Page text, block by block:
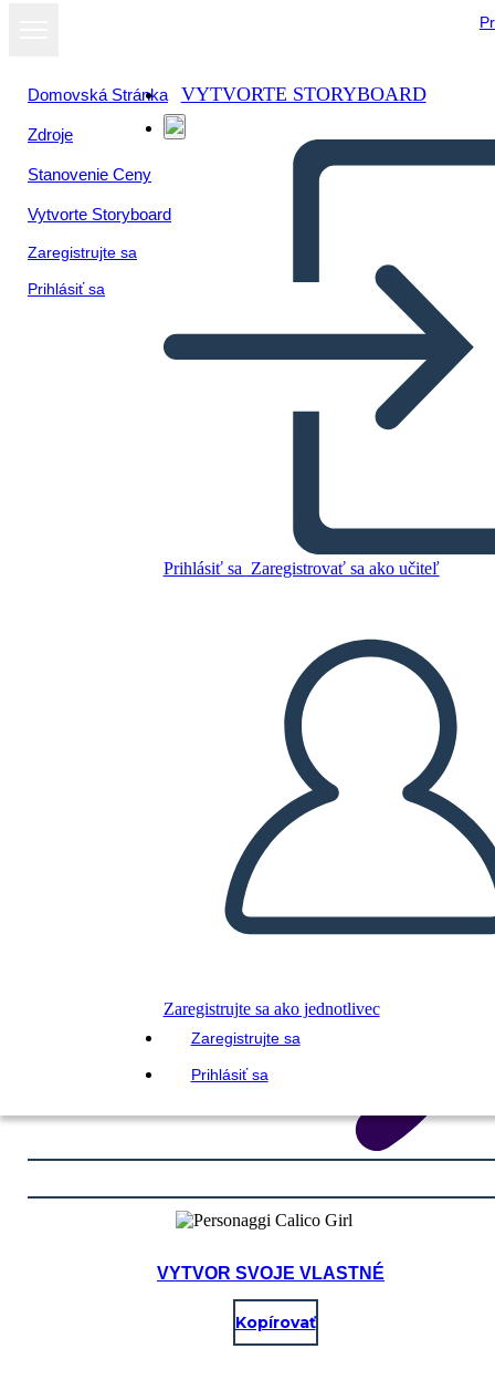
Domovská Stránka
Zdroje
Stanovenie Ceny
Vytvorte Storyboard
Zaregistrujte sa
Prihlásiť sa
VYTVORTE STORYBOARD
Prihlásiť sa Zaregistrovať sa ako učiteľ
Zaregistrujte sa ako jednotlivec
Zaregistrujte sa
Prihlásiť sa
PREHRAŤ PREZENTÁCIU
ČÍTAJ MI
VYTVOR SVOJE VLASTNÉ
Kopírovať